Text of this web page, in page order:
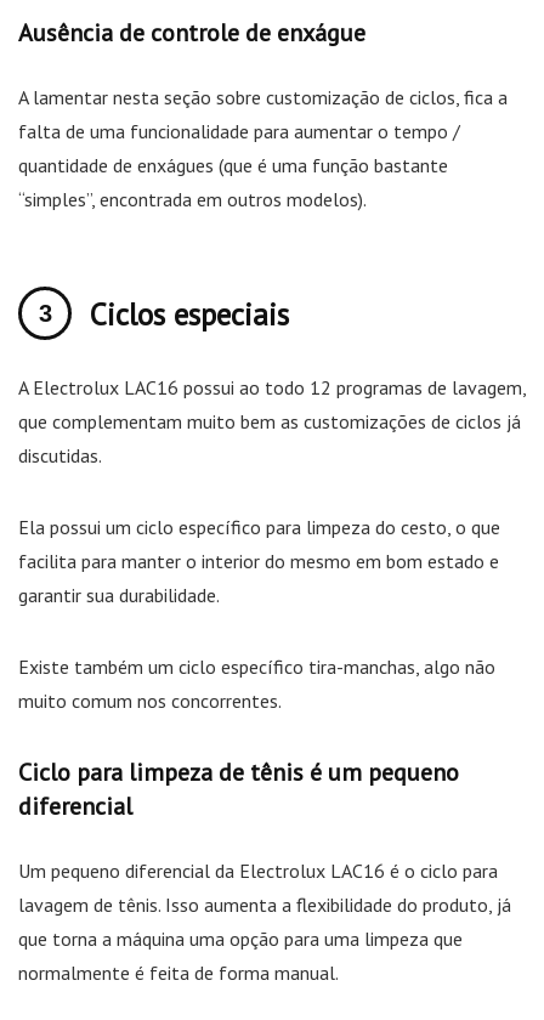
Ausência de controle de enxágue
A lamentar nesta seção sobre customização de ciclos, fica a
falta de uma funcionalidade para aumentar o tempo /
quantidade de enxágues (que é uma função bastante
“simples”, encontrada em outros modelos).
Ciclos especiais
A Electrolux LAC16 possui ao todo 12 programas de lavagem,
que complementam muito bem as customizações de ciclos já
discutidas.
Ela possui um ciclo específico para limpeza do cesto, o que
facilita para manter o interior do mesmo em bom estado e
garantir sua durabilidade.
Existe também um ciclo específico tira-manchas, algo não
muito comum nos concorrentes.
Ciclo para limpeza de tênis é um pequeno
diferencial
Um pequeno diferencial da Electrolux LAC16 é o ciclo para
lavagem de tênis. Isso aumenta a flexibilidade do produto, já
que torna a máquina uma opção para uma limpeza que
normalmente é feita de forma manual.